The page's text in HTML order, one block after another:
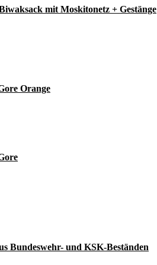
mit Moskitonetz + Gestänge
Orange
Bundeswehr- und KSK-Beständen